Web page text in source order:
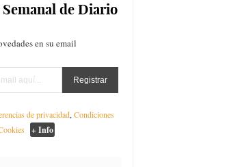
de Diario
en su email
de privacidad,Condiciones
+ Info